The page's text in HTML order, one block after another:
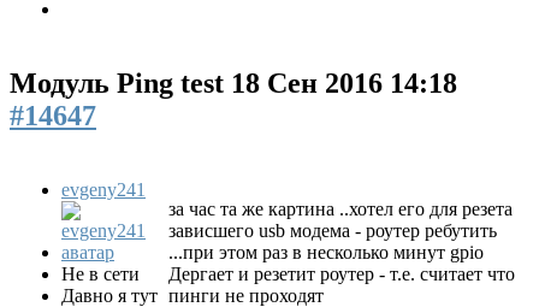
Модуль Ping test 18 Сен 2016 14:18
#14647
evgeny241
Не в сети
Давно я тут
за час та же картина ..хотел его для резета
зависшего usb модема - роутер ребутить
...при этом раз в несколько минут gpio
Дергает и резетит роутер - т.е. считает что
пинги не проходят